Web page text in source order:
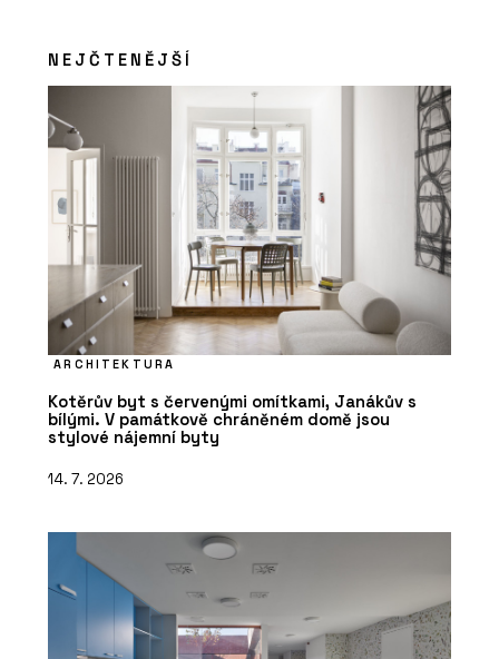
NEJČTENĚJŠÍ
ARCHITEKTURA
Kotěrův byt s červenými omítkami, Janákův s
bílými. V památkově chráněném domě jsou
stylové nájemní byty
14. 7. 2026